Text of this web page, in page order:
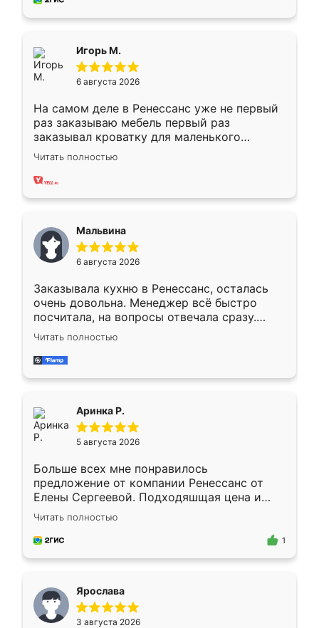
Игорь М.
6 августа 2026
На самом деле в Ренессанс уже не первый
раз заказываю мебель первый раз
заказывал кроватку для маленького
ребёнка при его рождении ,во второй раз
заказал шкаф-купе. По качеству очень
хорошее сборка достаточно быстрая,
меньше, здесь же он более разнообразный.
Мне нравится ,если что-то потребуется из
мебели буду заказывать только здесь.
Читать полностью
Мальвина
6 августа 2026
Заказывала кухню в Ренессанс, осталась
очень довольна. Менеджер всё быстро
посчитала, на вопросы отвечала сразу.
Замерщик приехал в субботу, подошёл к
делу со всей ответственностью. Собрали
за день, ребята работали аккуратно, даже
Читать полностью
Аринка Р.
5 августа 2026
Больше всех мне понравилось
предложение от компании Ренессанс от
Елены Сергеевой. Подходяшщая цена и
короткие сроки изготовления. Приехавший
для замера сотрудник Владислав
предложил по моему эскизу самый
Читать полностью
1
Ярослава
3 августа 2026